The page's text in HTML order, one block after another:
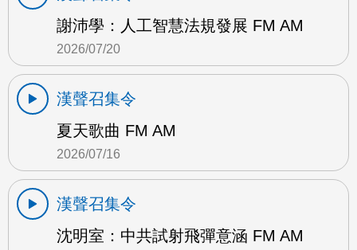
謝沛學：人工智慧法規發展 FM AM
2026/07/20
漢聲召集令
夏天歌曲 FM AM
2026/07/16
漢聲召集令
沈明室：中共試射飛彈意涵 FM AM